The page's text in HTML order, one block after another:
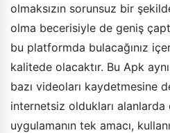
olmaksızın sorunsuz bir
olma becerisiyle de geniş
bu platformda bulacağınız
kalitede olacaktır. Bu Apk
bazı videoları kaydetmesine
internetsiz oldukları
uygulamanın tek amacı,